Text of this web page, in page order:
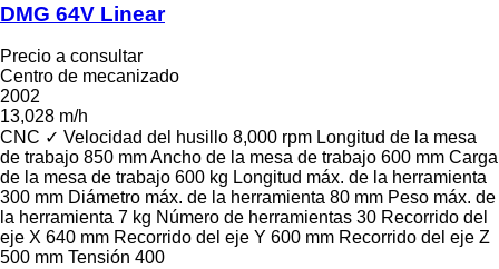
DMG 64V Linear
Precio a consultar
Centro de mecanizado
2002
13,028 m/h
CNC ✓ Velocidad del husillo 8,000 rpm Longitud de la mesa
de trabajo 850 mmAncho de la mesa de trabajo 600 mm Carga
de la mesa de trabajo 600 kg Longitud máx. de la herramienta
300 mm Diámetro máx. de la herramienta 80 mm Peso máx. de
la herramienta 7 kg Número de herramientas 30 Recorrido del
eje X 640 mm Recorrido del eje Y 600 mm Recorrido del eje Z
500 mm Tensión 400